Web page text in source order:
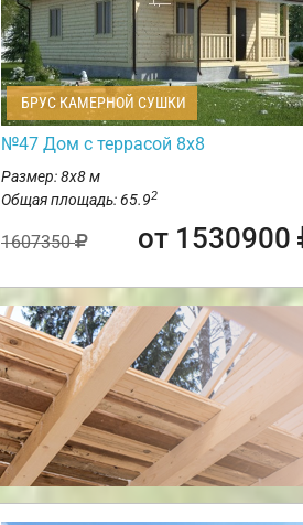
БРУС КАМЕРНОЙ СУШКИ
№47 Дом с террасой 8х8
Размер: 8х8 м
Общая площадь: 65.92
1607350 от 1530900